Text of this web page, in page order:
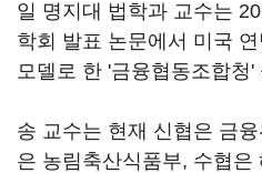
일 명지대 법학과 교수는
학회 발표 논문에서 미국
모델로 한 '금융협동조합청
송 교수는 현재 신협은 금
은 농림축산식품부, 수협은